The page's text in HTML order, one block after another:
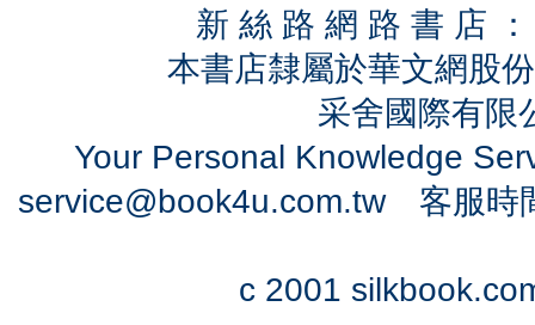
新 絲 路 網 路 書 店
本書店隸屬於華文網股
采舍國際有
Your Personal Knowledge
service@book4u.com.tw客服時
c 2001